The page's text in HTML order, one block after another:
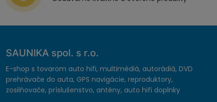
SAUNIKA spol. s r.o.
E-shop s tovarom auto hifi, multimédiá, autorádiá, DVD
prehrávače do auta, GPS navigácie, reproduktory,
zosilňovače, príslušenstvo, antény, auto hifi doplnky